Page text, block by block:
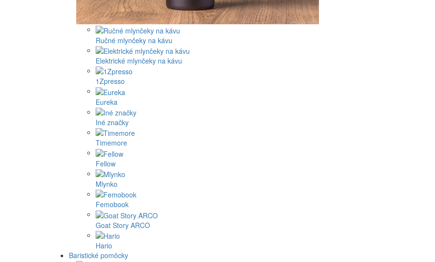
Ručné mlynčeky na kávu
Elektrické mlynčeky na kávu
1Zpresso
Eureka
Iné značky
Timemore
Fellow
Mlynko
Femobook
Goat Story ARCO
Hario
Baristické pomôcky